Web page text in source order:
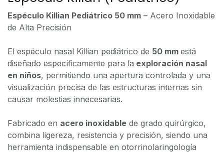
Espéculo Killian Pediátrico 50 mm – Acero Inoxidable
de Alta Precisión
El espéculo nasal Killian pediátrico de 50 mm está
diseñado específicamente para la exploración nasal
en niños, permitiendo una apertura controlada y una
visualización precisa de las estructuras internas sin
causar molestias innecesarias.
Fabricado en acero inoxidable de grado quirúrgico,
combina ligereza, resistencia y precisión, siendo una
herramienta indispensable en otorrinolaringología